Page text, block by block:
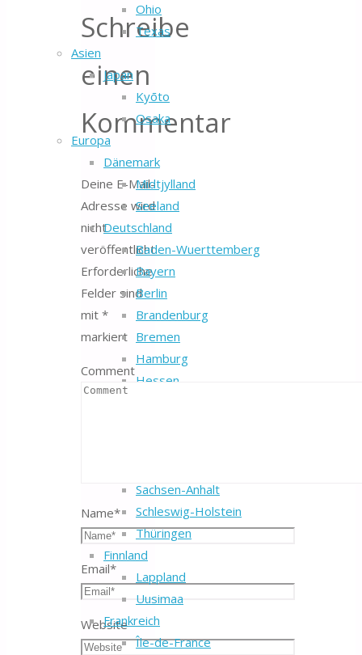
Ohio
Texas
Asien
Japan
Kyōto
Osaka
Europa
Dänemark
Midtjylland
Seeland
Deutschland
Baden-Wuerttemberg
Bayern
Berlin
Brandenburg
Bremen
Hamburg
Hessen
Sachsen-Anhalt
Schleswig-Holstein
Thüringen
Finnland
Lappland
Uusimaa
Frankreich
Île-de-France
Schreibe
einen
Kommentar
Deine E-Mail-
Adresse wird
nicht
veröffentlicht.
Erforderliche
Felder sind
mit *
markiert
Comment
Name*
Email*
Website